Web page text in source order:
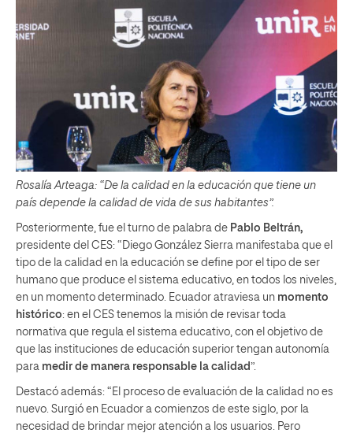
Rosalía Arteaga: “De la calidad en la educación que tiene un
país depende la calidad de vida de sus habitantes”.
Posteriormente, fue el turno de palabra de Pablo Beltrán,
presidente del CES: “Diego González Sierra manifestaba que el
tipo de la calidad en la educación se define por el tipo de ser
humano que produce el sistema educativo, en todos los niveles,
en un momento determinado. Ecuador atraviesa un momento
histórico: en el CES tenemos la misión de revisar toda
normativa que regula el sistema educativo, con el objetivo de
que las instituciones de educación superior tengan autonomía
para medir de manera responsable la calidad”.
Destacó además: “El proceso de evaluación de la calidad no es
nuevo. Surgió en Ecuador a comienzos de este siglo, por la
necesidad de brindar mejor atención a los usuarios. Pero